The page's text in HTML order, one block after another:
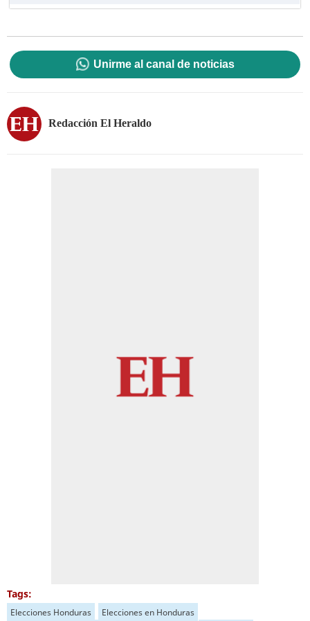
Unirme al canal de noticias
Redacción El Heraldo
Tags:
Elecciones Honduras
Elecciones en Honduras